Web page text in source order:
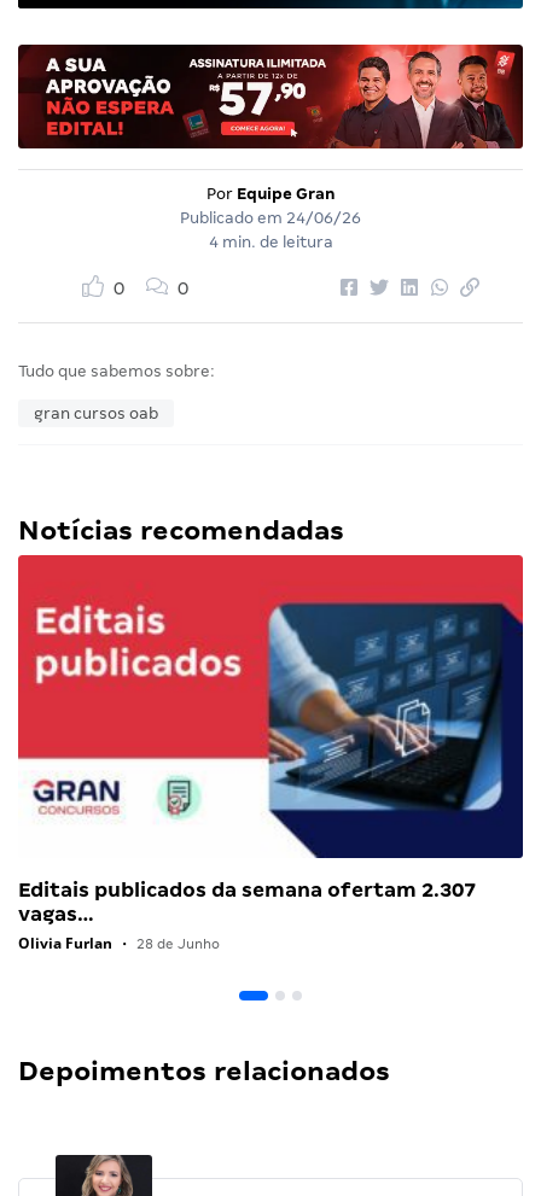
Por Equipe Gran
Publicado em 24/06/26
4 min. de leitura
0 0
Tudo que sabemos sobre:
gran cursos oab
Notícias recomendadas
Editais publicados da semana ofertam 2.307
vagas…
Olivia Furlan • 28 de Junho
Depoimentos relacionados